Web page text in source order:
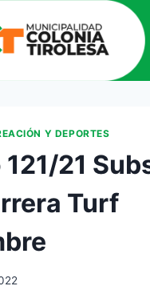
Y DEPORTES
21
Turf